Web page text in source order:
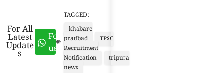
For All
Latest
Update
s
Follow
us
TAGGED:
khabare
pratibad
TPSC
Recruitment
Notification
tripura
news